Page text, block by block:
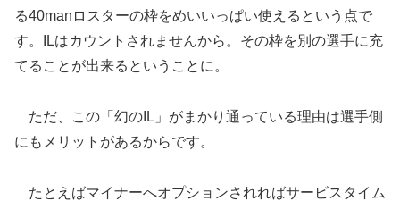
る40manロスターの枠をめいいっぱい使えるという点で
す。ILはカウントされませんから。その枠を別の選手に充
てることが出来るということに。
ただ、この「幻のIL」がまかり通っている理由は選手側
にもメリットがあるからです。
たとえばマイナーへオプションされればサービスタイム